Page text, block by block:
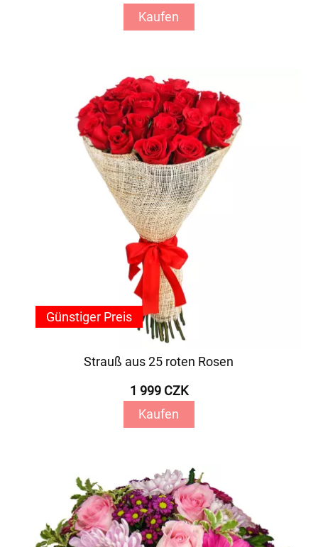
Kaufen
Strauß aus 25 roten Rosen
1 999 CZK
Kaufen
Günstiger Preis